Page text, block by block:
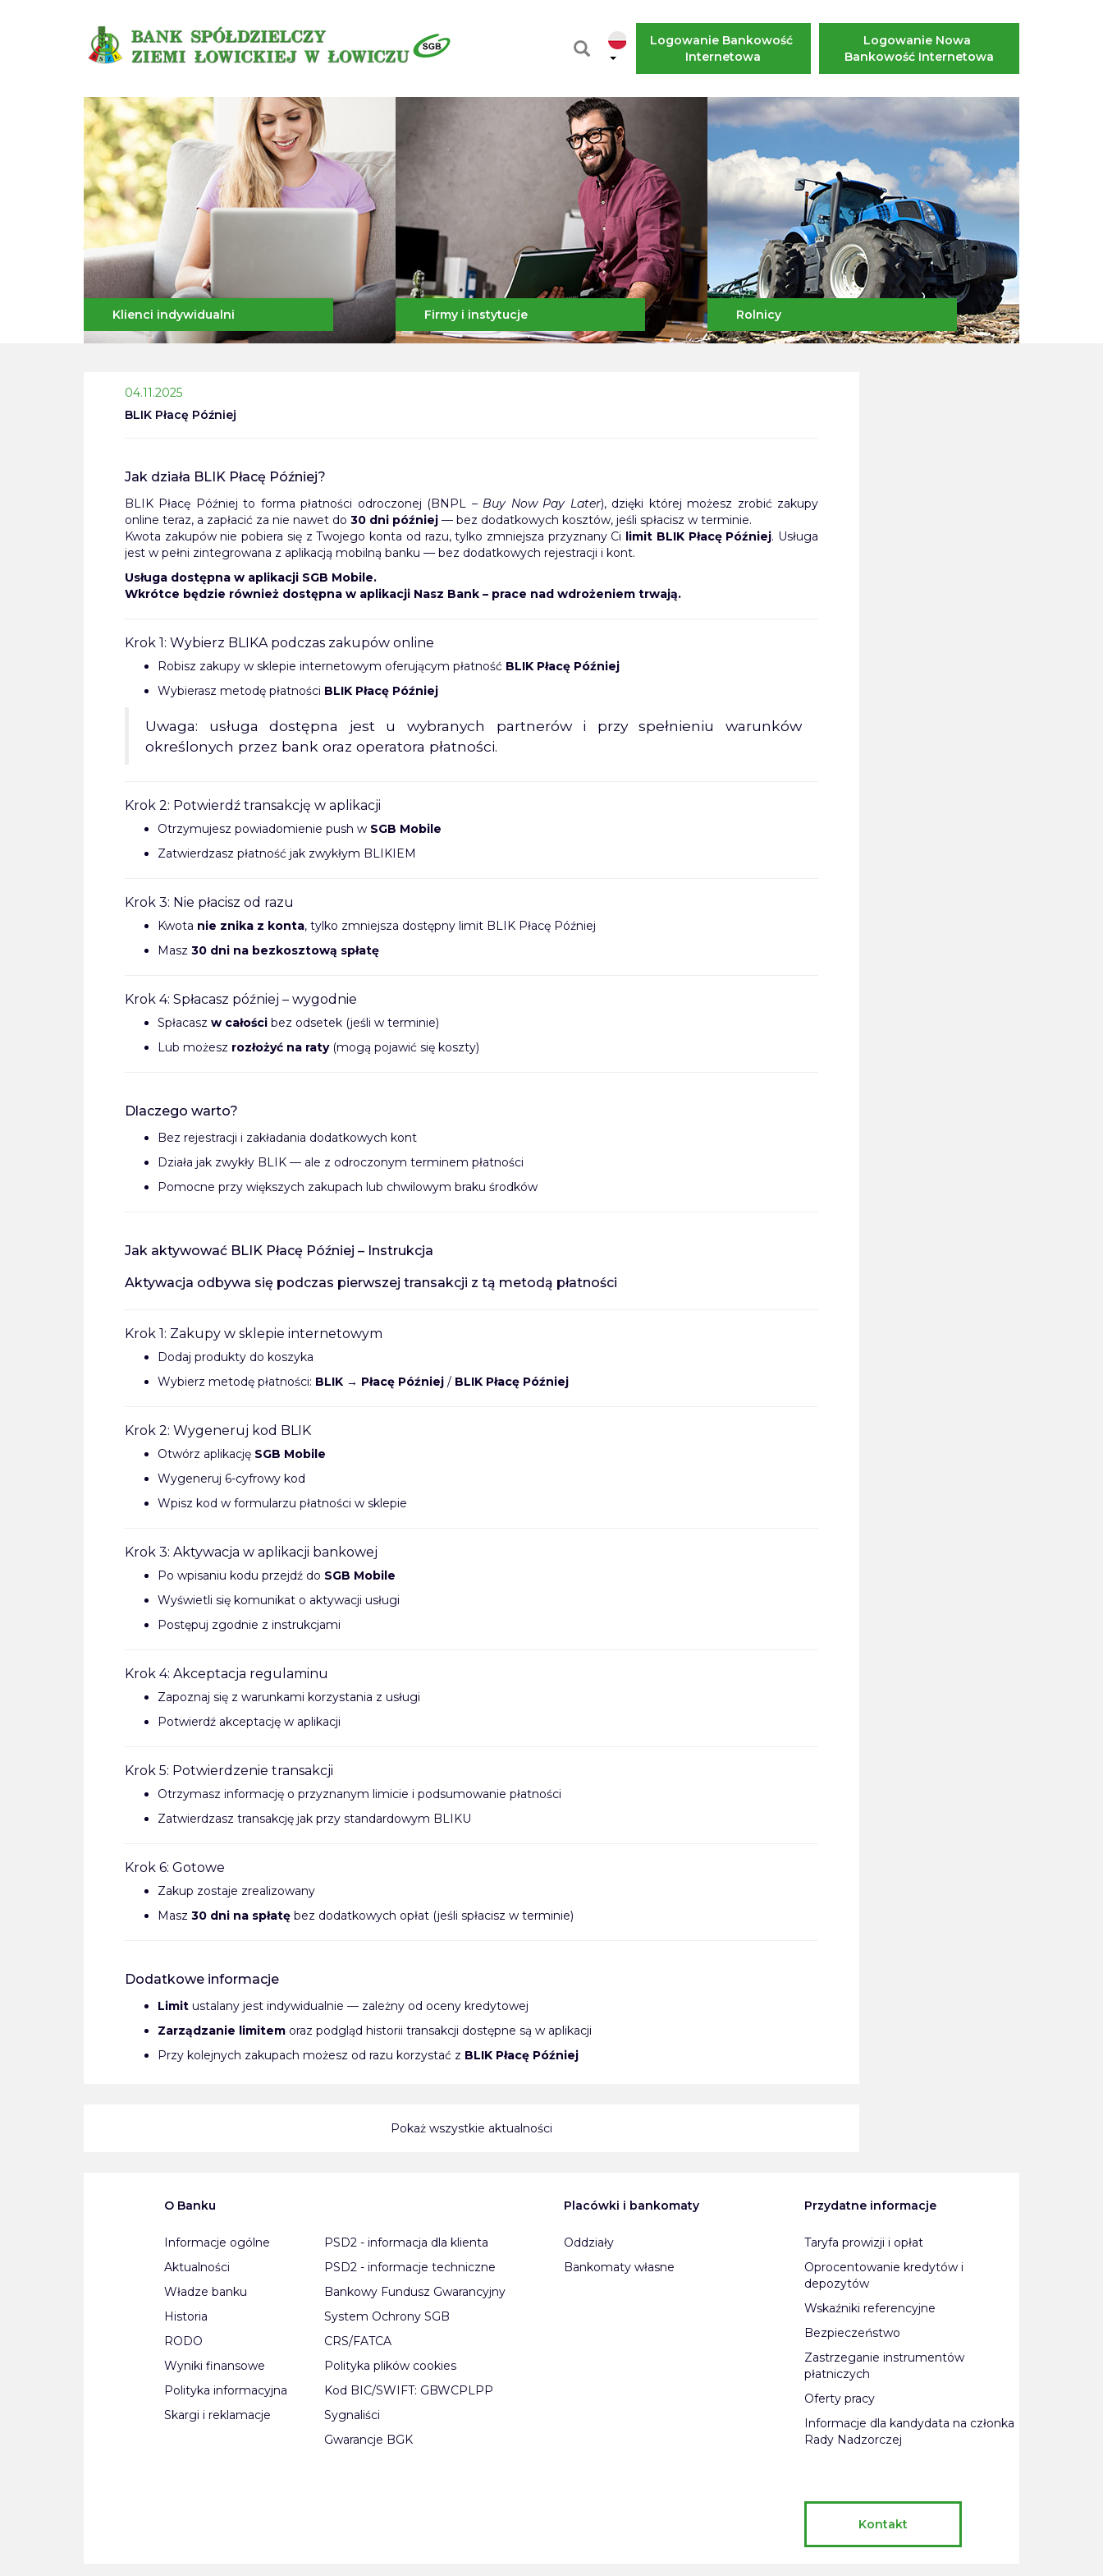
Logowanie Bankowość
Internetowa
Logowanie Nowa
Bankowość Internetowa
Klienci indywidualni Firmy i instytucje Rolnicy
04.11.2025
BLIK Płacę Później
Jak działa BLIK Płacę Później?
BLIK Płacę Później to forma płatności odroczonej (BNPL – Buy Now Pay Later), dzięki której możesz zrobić zakupy
online teraz, a zapłacić za nie nawet do 30 dni później — bez dodatkowych kosztów, jeśli spłacisz w terminie.
Kwota zakupów nie pobiera się z Twojego konta od razu, tylko zmniejsza przyznany Ci limit BLIK Płacę Później. Usługa
jest w pełni zintegrowana z aplikacją mobilną banku — bez dodatkowych rejestracji i kont.
Usługa dostępna w aplikacji SGB Mobile.
Wkrótce będzie również dostępna w aplikacji Nasz Bank – prace nad wdrożeniem trwają.
Krok 1: Wybierz BLIKA podczas zakupów online
Robisz zakupy w sklepie internetowym oferującym płatność BLIK Płacę Później
Wybierasz metodę płatności BLIK Płacę Później
Uwaga: usługa dostępna jest u wybranych partnerów i przy spełnieniu warunków
określonych przez bank oraz operatora płatności.
Krok 2: Potwierdź transakcję w aplikacji
Otrzymujesz powiadomienie push w SGB Mobile
Zatwierdzasz płatność jak zwykłym BLIKIEM
Krok 3: Nie płacisz od razu
Kwota nie znika z konta, tylko zmniejsza dostępny limit BLIK Płacę Później
Masz 30 dni na bezkosztową spłatę
Krok 4: Spłacasz później – wygodnie
Spłacasz w całości bez odsetek (jeśli w terminie)
Lub możesz rozłożyć na raty(mogą pojawić się koszty)
Dlaczego warto?
Bez rejestracji i zakładania dodatkowych kont
Działa jak zwykły BLIK — ale z odroczonym terminem płatności
Pomocne przy większych zakupach lub chwilowym braku środków
Jak aktywować BLIK Płacę Później – Instrukcja
Aktywacja odbywa się podczas pierwszej transakcji z tą metodą płatności
Krok 1: Zakupy w sklepie internetowym
Dodaj produkty do koszyka
Wybierz metodę płatności: BLIK → Płacę Później / BLIK Płacę Później
Krok 2: Wygeneruj kod BLIK
Otwórz aplikację SGB Mobile
Wygeneruj 6-cyfrowy kod
Wpisz kod w formularzu płatności w sklepie
Krok 3: Aktywacja w aplikacji bankowej
Po wpisaniu kodu przejdź do SGB Mobile
Wyświetli się komunikat o aktywacji usługi
Postępuj zgodnie z instrukcjami
Krok 4: Akceptacja regulaminu
Zapoznaj się z warunkami korzystania z usługi
Potwierdź akceptację w aplikacji
Krok 5: Potwierdzenie transakcji
Otrzymasz informację o przyznanym limicie i podsumowanie płatności
Zatwierdzasz transakcję jak przy standardowym BLIKU
Krok 6: Gotowe
Zakup zostaje zrealizowany
Masz 30 dni na spłatę bez dodatkowych opłat (jeśli spłacisz w terminie)
Dodatkowe informacje
Limit ustalany jest indywidualnie — zależny od oceny kredytowej
Zarządzanie limitem oraz podgląd historii transakcji dostępne są w aplikacji
Przy kolejnych zakupach możesz od razu korzystać z BLIK Płacę Później
Pokaż wszystkie aktualności
O Banku
Informacje ogólne
Aktualności
Władze banku
Historia
RODO
Wyniki finansowe
Polityka informacyjna
Skargi i reklamacje
PSD2 - informacja dla klienta
PSD2 - informacje techniczne
Bankowy Fundusz Gwarancyjny
System Ochrony SGB
CRS/FATCA
Polityka plików cookies
Kod BIC/SWIFT: GBWCPLPP
Sygnaliści
Gwarancje BGK
Placówki i bankomaty
Oddziały
Bankomaty własne
Przydatne informacje
Taryfa prowizji i opłat
Oprocentowanie kredytów i
depozytów
Wskaźniki referencyjne
Bezpieczeństwo
Zastrzeganie instrumentów
płatniczych
Oferty pracy
Informacje dla kandydata na członka
Rady Nadzorczej
Kontakt